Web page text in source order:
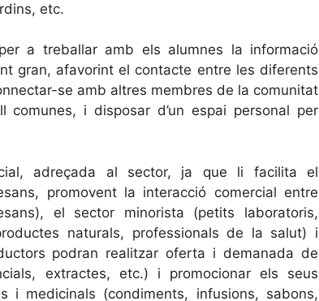
etc.
a treballar amb els alumnes la informació
gran, afavorint el contacte entre les diferents
se amb altres membres de la comunitat
i disposar d’un espai personal per
adreçada al sector, ja que li facilita el
promovent la interacció comercial entre
el sector minorista (petits laboratoris,
naturals, professionals de la salut) i
podran realitzar oferta i demanada de
extractes, etc.) i promocionar els seus
i medicinals (condiments, infusions, sabons,